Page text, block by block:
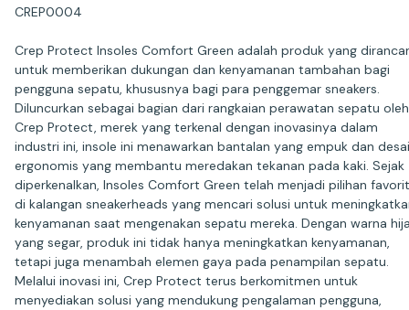
CREP0004
Crep Protect Insoles Comfort Green adalah produk yang
untuk memberikan dukungan dan kenyamanan tambahan bagi
pengguna sepatu, khususnya bagi para penggemar sneakers.
Diluncurkan sebagai bagian dari rangkaian perawatan sepatu oleh
Crep Protect, merek yang terkenal dengan inovasinya dalam
industri ini, insole ini menawarkan bantalan yang empuk dan
ergonomis yang membantu meredakan tekanan pada kaki. Sejak
diperkenalkan, Insoles Comfort Green telah menjadi pilihan favorit
di kalangan sneakerheads yang mencari solusi untuk
kenyamanan saat mengenakan sepatu mereka. Dengan warna
yang segar, produk ini tidak hanya meningkatkan kenyamanan,
tetapi juga menambah elemen gaya pada penampilan sepatu.
Melalui inovasi ini, Crep Protect terus berkomitmen untuk
menyediakan solusi yang mendukung pengalaman pengguna,